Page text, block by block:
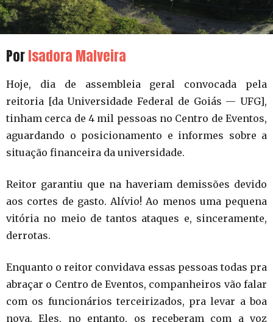
PorIsadora Malveira
Hoje, dia de assembleia geral convocada pela
reitoria [da Universidade Federal de Goiás — UFG],
tinham cerca de 4 mil pessoas no Centro de Eventos,
aguardando o posicionamento e informes sobre a
situação financeira da universidade.
Reitor garantiu que na haveriam demissões devido
aos cortes de gasto. Alívio! Ao menos uma pequena
vitória no meio de tantos ataques e, sinceramente,
derrotas.
Enquanto o reitor convidava essas pessoas todas pra
abraçar o Centro de Eventos, companheiros vão falar
com os funcionários terceirizados, pra levar a boa
nova. Eles, no entanto, os receberam com a voz